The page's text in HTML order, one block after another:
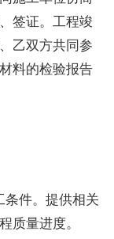
签证。工程竣
乙双方共同参
料的检验报告
件。提供相关
质量进度。